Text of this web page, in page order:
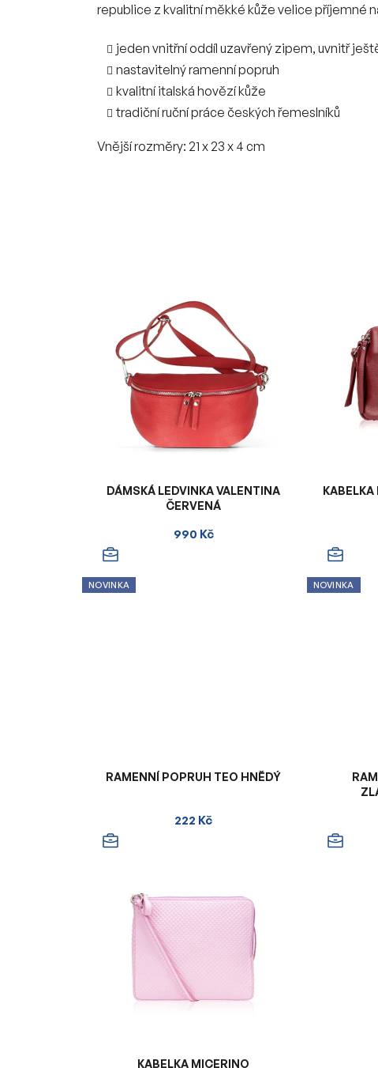
republice z kvalitní měkké kůže velice příjemné
jeden vnitřní oddíl uzavřený zipem, uvnitř
nastavitelný ramenní popruh
kvalitní italská hovězí kůže
tradiční ruční práce českých řemeslníků
Vnější rozměry: 21 x 23 x 4 cm
DÁMSKÁ LEDVINKA VALENTINA
ČERVENÁ
990 Kč
KABELKA
NOVINKA
RAMENNÍ POPRUH TEO HNĚDÝ
222 Kč
NOVINKA
KABELKA MICERINO